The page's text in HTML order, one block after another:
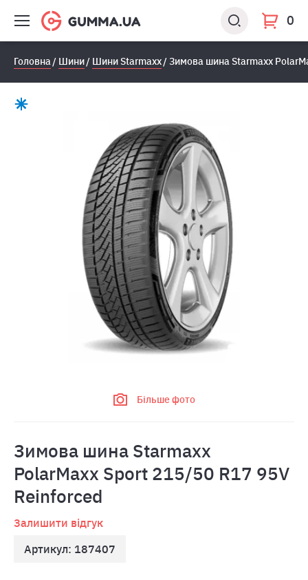
0
Головна Шини Шини Starmaxx Зимова шина Starmaxx
Більше фото
Зимова шина Starmaxx
PolarMaxx Sport 215/50 R17 95V
Reinforced
Залишити відгук
Артикул: 187407